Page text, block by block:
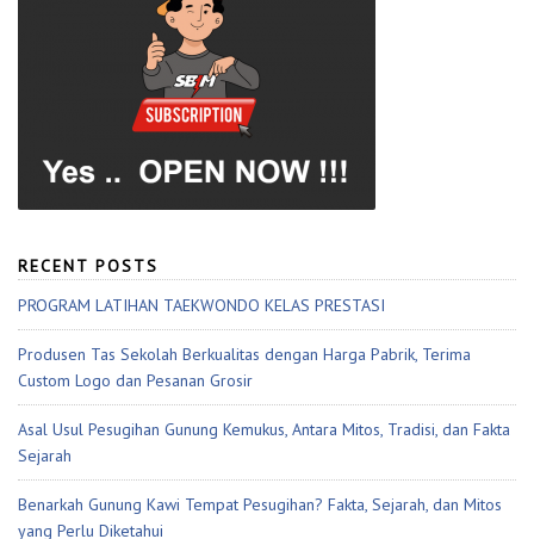
RECENT POSTS
PROGRAM LATIHAN TAEKWONDO KELAS PRESTASI
Produsen Tas Sekolah Berkualitas dengan Harga Pabrik, Terima
Custom Logo dan Pesanan Grosir
Asal Usul Pesugihan Gunung Kemukus, Antara Mitos, Tradisi, dan Fakta
Sejarah
Benarkah Gunung Kawi Tempat Pesugihan? Fakta, Sejarah, dan Mitos
yang Perlu Diketahui